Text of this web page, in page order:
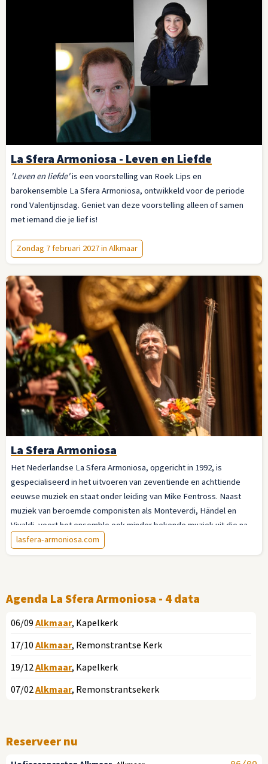
La Sfera Armoniosa - Leven en Liefde
'Leven en liefde'is een voorstelling van Roek Lips en
barokensemble La Sfera Armoniosa, ontwikkeld voor de periode
rond Valentijnsdag. Geniet van deze voorstelling alleen of samen
met iemand die je lief is!
Zondag 7 februari 2027 in Alkmaar
La Sfera Armoniosa
Het Nederlandse La Sfera Armoniosa, opgericht in 1992, is
gespecialiseerd in het uitvoeren van zeventiende en achttiende
eeuwse muziek en staat onder leiding van Mike Fentross. Naast
muziek van beroemde componisten als Monteverdi, Händel en
Vivaldi, voert het ensemble ook minder bekende muziek uit die na
uitvoerig zoekwerk is gedistilleerd uit zeventiende en achttiende
eeuwse muziekdrukken en manuscripten.
lasfera-armoniosa.com
Agenda La Sfera Armoniosa - 4 data
06/09 Alkmaar, Kapelkerk
17/10 Alkmaar, Remonstrantse Kerk
19/12Alkmaar, Kapelkerk
07/02Alkmaar, Remonstrantsekerk
Reserveer nu